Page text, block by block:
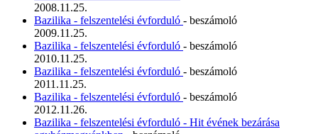
2008.11.25.
Bazilika - felszentelési évforduló - beszámoló
2009.11.25.
Bazilika - felszentelési évforduló - beszámoló
2010.11.25.
Bazilika - felszentelési évforduló - beszámoló
2011.11.25.
Bazilika - felszentelési évforduló - beszámoló
2012.11.26.
Bazilika - felszentelési évforduló - Hit évének bezárása